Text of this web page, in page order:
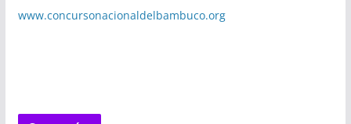
www.concursonacionaldelbambuco.org